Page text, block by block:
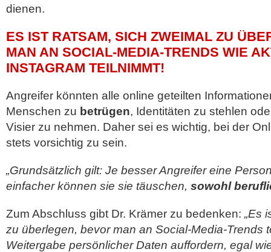
dienen.
ES IST RATSAM, SICH ZWEIMAL ZU
MAN AN SOCIAL-MEDIA-TRENDS WIE
INSTAGRAM TEILNIMMT!
Angreifer könnten alle online geteilten
Menschen zu betrügen, Identitäten zu stehlen
Visier zu nehmen. Daher sei es wichtig, bei der
stets vorsichtig zu sein.
„Grundsätzlich gilt: Je besser Angreifer eine
einfacher können sie sie täuschen, sowohl
Zum Abschluss gibt Dr. Krämer zu bedenken: „Es
zu überlegen, bevor man an Social-Media-Trends
Weitergabe persönlicher Daten auffordern, egal